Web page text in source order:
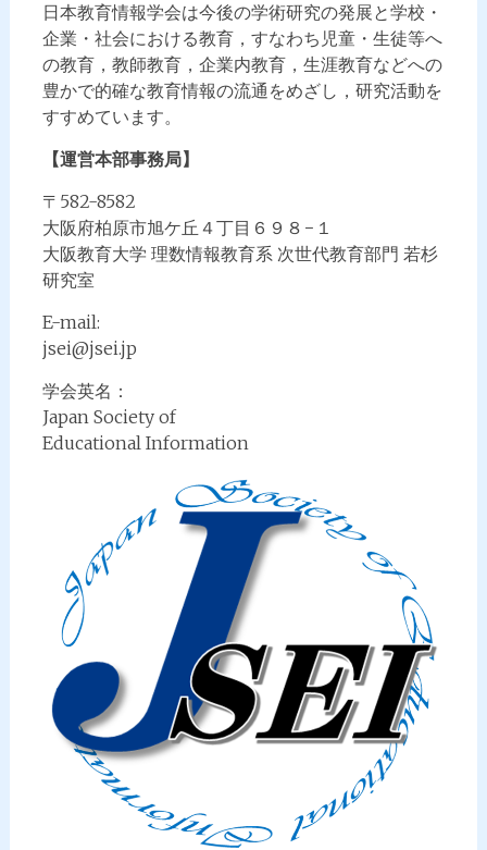
日本教育情報学会は今後の学術研究の発展と学校・
企業・社会における教育，すなわち児童・生徒等へ
の教育，教師教育，企業内教育，生涯教育などへの
豊かで的確な教育情報の流通をめざし，研究活動を
すすめています。
【運営本部事務局】
〒582-8582
大阪府柏原市旭ケ丘４丁目６９８−１
大阪教育大学 理数情報教育系 次世代教育部門 若杉
研究室
E-mail:
jsei@jsei.jp
学会英名：
Japan Society of
Educational Information